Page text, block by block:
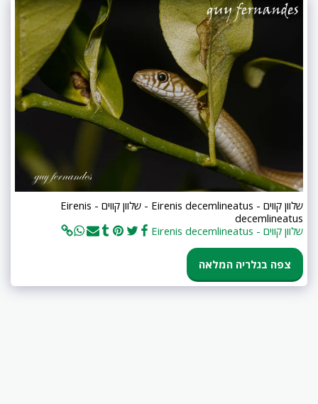
שלוון קווים - Eirenis decemlineatus - שלוון קווים - Eirenis
decemlineatus
שלוון קווים - Eirenis decemlineatus
צפה בגלריה המלאה